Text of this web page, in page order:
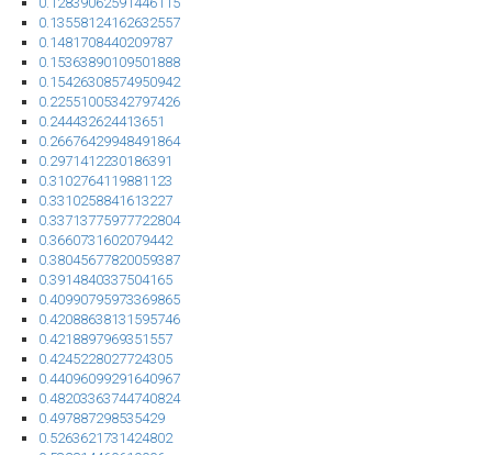
0.13558124162632557
0.1481708440209787
0.15363890109501888
0.15426308574950942
0.22551005342797426
0.244432624413651
0.26676429948491864
0.2971412230186391
0.3102764119881123
0.3310258841613227
0.33713775977722804
0.3660731602079442
0.38045677820059387
0.3914840337504165
0.40990795973369865
0.42088638131595746
0.4218897969351557
0.4245228027724305
0.44096099291640967
0.48203363744740824
0.497887298535429
0.5263621731424802